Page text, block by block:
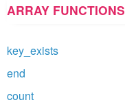
ARRAY FUNCTIONS
key_exists
end
count